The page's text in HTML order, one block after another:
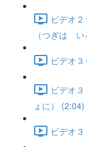
ビデオ
（つぎは
ビデオ
ビデオ
ょに） (2:04)
ビデオ